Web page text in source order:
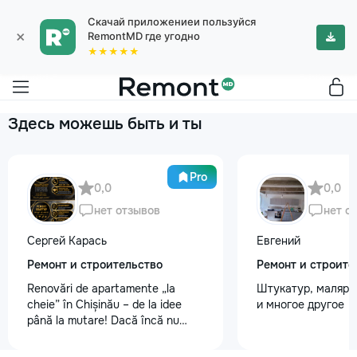
×
Скачай приложениеи пользуйся
RemontMD где угодно
★★★★★
Здесь можешь быть и ты
Pro
0,0
нет отзывов
Сергей Карась
Ремонт и строительство
Renovări de apartamente „la
cheie” în Chișinău – de la idee
până la mutare! Dacă încă nu
0,0
нет
Евгений
Ремонт и
Штукатур, маляр ,
и многое другое